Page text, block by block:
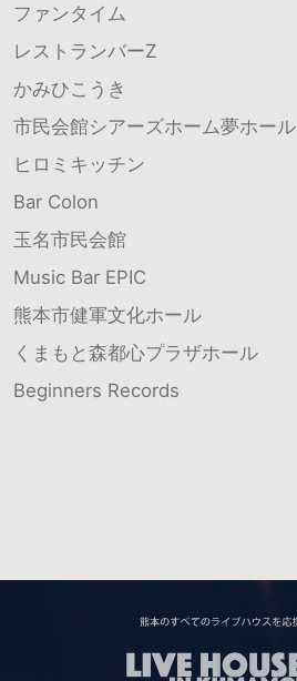
ファンタイム
レストランバーZ
かみひこうき
市民会館シアーズホーム夢ホール
ヒロミキッチン
Bar Colon
玉名市民会館
Music Bar EPIC
熊本市健軍文化ホール
くまもと森都心プラザホール
Beginners Records